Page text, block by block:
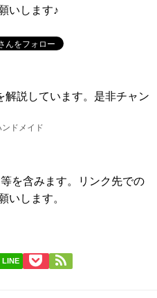
いします♪
解説しています。是非チャン
を含みます。リンク先での
いします。
LINE